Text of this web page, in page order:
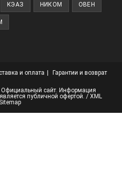
КЭАЗ НИКОМ ОВЕН
и оплата Гарантии и возврат
Официальный сайт. Информация
публичной офертой. / XML
Sitemap